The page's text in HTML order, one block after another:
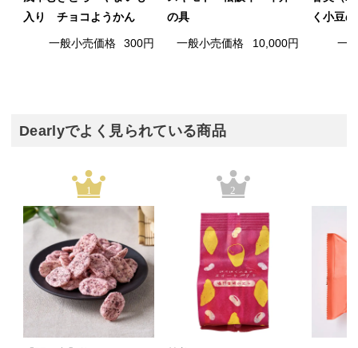
入り チョコようかん
一般小売価格 300円
の具
一般小売価格 10,000円
く小豆
一
Dearlyでよく見られている商品
1 2